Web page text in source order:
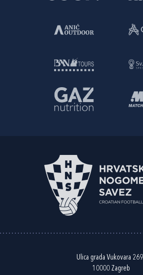
Ulica grada Vukovara
10000 Zagreb